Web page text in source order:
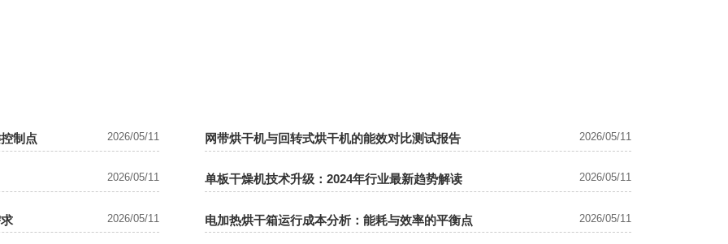
制点 2026/05/11
2026/05/11
2026/05/11
网带烘干机与回转式烘干机的能效对比测试报告 2026/05/11
单板干燥机技术升级：2024年行业最新趋势解读 2026/05/11
电加热烘干箱运行成本分析：能耗与效率的平衡点 2026/05/11